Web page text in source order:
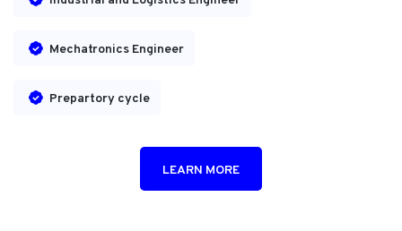
Mechatronics Engineer
Prepartory cycle
LEARN MORE